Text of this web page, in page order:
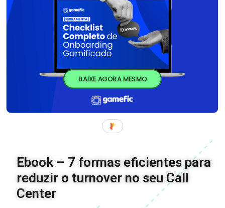
BAIXE AGORA MESMO
Ebook – 7 formas eficientes para
reduzir o turnover no seu Call
Center